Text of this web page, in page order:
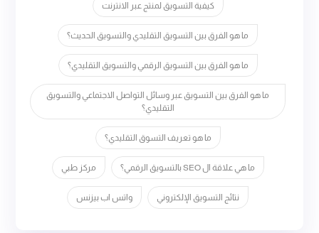
كيفية التسويق لمنتج عبر الانترنت
ما هو الفرق بين التسويق التقليدي والتسويق الحديث؟
ما هو الفرق بين التسويق الرقمي والتسويق التقليدي؟
ما هو الفرق بين التسويق عبر وسائل التواصل الاجتماعي والتسويق
التقليدي؟
ما هو تعريف التسوق التقليدي؟
ما هي علاقة ال SEO بالتسويق الرقمي؟ مركز طبي
نتائج التسويق الإلكتروني واتس اب بيزنس